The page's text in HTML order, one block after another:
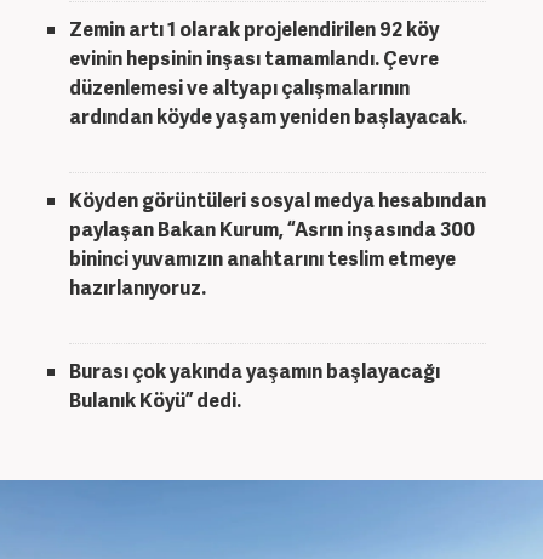
Zemin artı 1 olarak projelendirilen 92 köy
evinin hepsinin inşası tamamlandı. Çevre
düzenlemesi ve altyapı çalışmalarının
ardından köyde yaşam yeniden başlayacak.
Köyden görüntüleri sosyal medya hesabından
paylaşan Bakan Kurum, “Asrın inşasında 300
bininci yuvamızın anahtarını teslim etmeye
hazırlanıyoruz.
Burası çok yakında yaşamın başlayacağı
Bulanık Köyü” dedi.